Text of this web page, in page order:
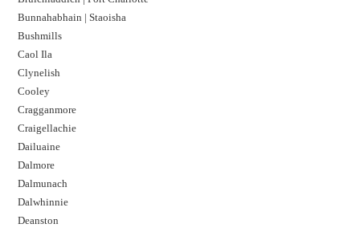
Bunnahabhain | Staoisha
Bushmills
Caol Ila
Clynelish
Cooley
Cragganmore
Craigellachie
Dailuaine
Dalmore​
Dalmunach
Dalwhinnie
Deanston